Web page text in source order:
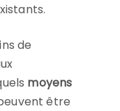
de
moyens
être